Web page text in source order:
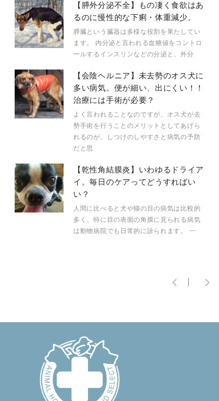
【膵外分泌不全】もの凄く食欲はあ
るのに慢性的な下痢・体重減少。
膵臓という臓器は多様な役割を果たしてい
ます。 内分泌と言われる血糖値をコントロ
ールするインスリンなどの分泌と、外分
【会陰ヘルニア】未去勢のオス犬に
多い病気。便が細い、出にくい！！
治療には手術が必要？
よく言われることなのですが、オス犬が去
勢手術を行うことのメリットとしてあげら
れるのが、しつけのしやすさと病気の予防
だと思
【乾性角結膜炎】いわゆるドライア
イ。毎日のケアってどうすればい
い？
人間に比べると犬や猫の目の病気は比較的
多く、特に目の表面の角膜に見られる病気
は動物病院でも日常的に診られます。 一